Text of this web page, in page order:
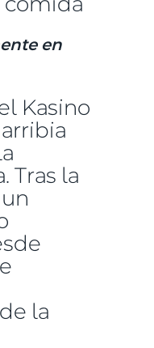
en
Kasino
Tras la
la